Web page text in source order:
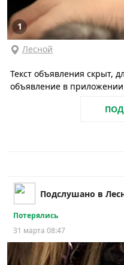
1
Лесной
Текст объявления скрыт,
объявление в приложении
Подслушано в
Потерялись
31 марта 08:47